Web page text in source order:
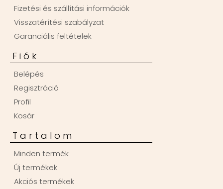
Fizetési és szállítási információk
Visszatérítési szabályzat
Garanciális feltételek
Fiók
Belépés
Regisztráció
Profil
Kosár
Tartalom
Minden termék
Új termékek
Akciós termékek